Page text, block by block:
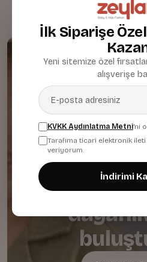
Nazik
İlk Siparişe
Yeni sitemize özel
alışverişe
KVKK Aydınlatma Metni'ni
Tarafıma ticari elektronik
veriyorum.
İndirimi